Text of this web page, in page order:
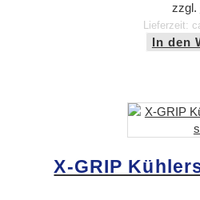
zzgl.
Lieferzeit:
In den
X-GRIP